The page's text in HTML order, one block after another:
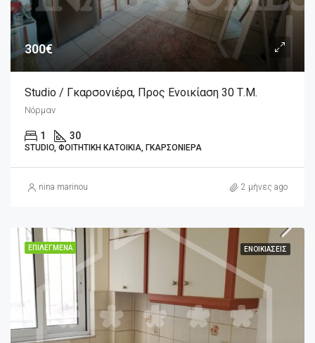
300€
Studio / Γκαρσονιέρα, Προς Ενοικίαση 30 Τ.μ.
Νόρμαν
1 30
STUDIO, ΦΟΙΤΗΤΙΚΉ ΚΑΤΟΙΚΊΑ, ΓΚΑΡΣΟΝΙΈΡΑ
nina marinou 2 μήνες ago
ΕΠΙΛΕΓΜΈΝΑ ΕΝΟΙΚΙΆΣΕΙΣ